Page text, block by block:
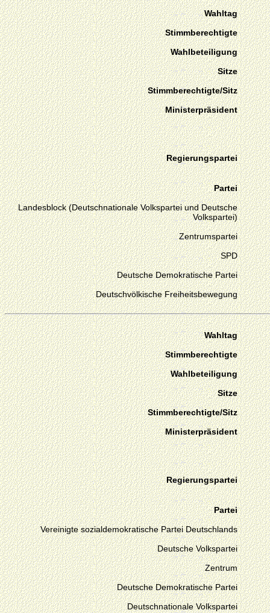
Wahltag
Stimmberechtigte
Wahlbeteiligung
Sitze
Stimmberechtigte/Sitz
Ministerpräsident
Regierungspartei
Partei
Landesblock (Deutschnationale Volkspartei und Deutsche
Volkspartei)
Zentrumspartei
SPD
Deutsche Demokratische Partei
Deutschvölkische Freiheitsbewegung
Wahltag
Stimmberechtigte
Wahlbeteiligung
Sitze
Stimmberechtigte/Sitz
Ministerpräsident
Regierungspartei
Partei
Vereinigte sozialdemokratische Partei Deutschlands
Deutsche Volkspartei
Zentrum
Deutsche Demokratische Partei
Deutschnationale Volkspartei